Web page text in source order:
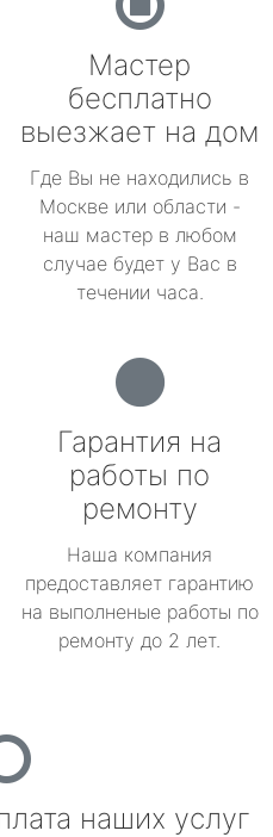
Мастер
бесплатно
выезжает на дом
Где Вы не находились в
Москве или области -
наш мастер в любом
случае будет у Вас в
течении часа.
Гарантия на
работы по
ремонту
Наша компания
предоставляет гарантию
на выполненые работы по
ремонту до 2 лет.
наших услуг